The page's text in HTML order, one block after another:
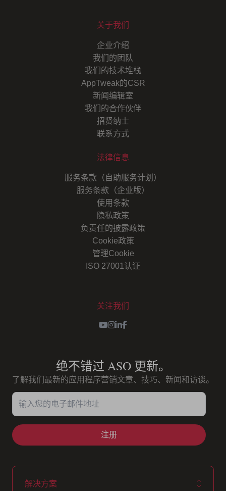
关于我们
企业介绍
我们的团队
我们的技术堆栈
AppTweak的CSR
新闻编辑室
我们的合作伙伴
招贤纳士
联系方式
法律信息
服务条款（自助服务计划）
服务条款（企业版）
使用条款
隐私政策
负责任的披露政策
Cookie政策
管理Cookie
ISO 27001认证
关注我们
Youtube
Instagram
LinkedIn
Facebook
绝不错过 ASO 更新。
了解我们最新的应用程序营销文章、技巧、新闻和访谈。
输入您的电子邮件地址
解决方案